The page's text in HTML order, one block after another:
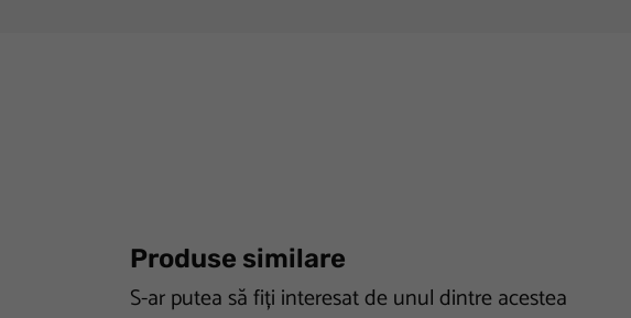
Produse similare
S-ar putea să fiți interesat de unul dintre acestea